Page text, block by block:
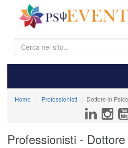
Home Professionisti Dottore in
Professionisti -